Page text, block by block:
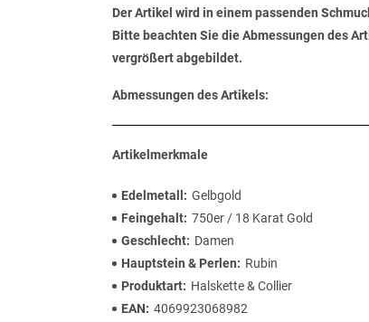
Der Artikel wird in einem passenden
Bitte beachten Sie die Abmessungen des
vergrößert abgebildet.
Abmessungen des Artikels:
Artikelmerkmale
Edelmetall
Gelbgold
Feingehalt 750er / 18 Karat Gold
Geschlecht
Damen
Hauptstein & Perlen
Rubin
Produktart
Halskette & Collier
EAN
4069923068982